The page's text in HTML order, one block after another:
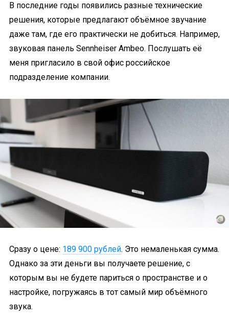
В последние годы появились разные технические
решения, которые предлагают объёмное звучание
даже там, где его практически не добиться. Например,
звуковая панель Sennheiser Ambeo. Послушать её
меня пригласило в свой офис российское
подразделение компании.
Сразу о цене: 189 900 рублей. Это немаленькая сумма.
Однако за эти деньги вы получаете решение, с
которым вы не будете париться о пространстве и о
настройке, погружаясь в тот самый мир объёмного
звука.